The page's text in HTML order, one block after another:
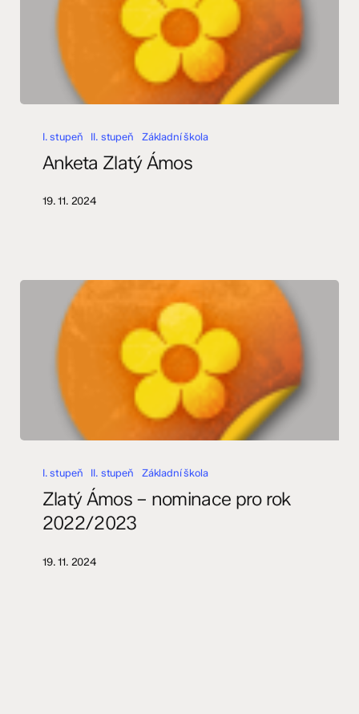
ZlatýI. stupeň II. stupeň Základní škola
Anketa Zlatý Ámos
19. 11. 2024
Ámos
nominace
2022/2023
I. stupeň II. stupeň Základní škola
Zlatý Ámos – nominace pro rok
2022/2023
19. 11. 2024